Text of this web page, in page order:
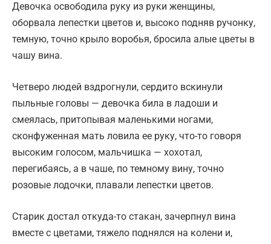
Девочка освободила руку из руки женщины,
оборвала лепестки цветов и, высоко подняв ручонку,
темную, точно крыло воробья, бросила алые цветы в
чашу вина.
Четверо людей вздрогнули, сердито вскинули
пыльные головы — девочка била в ладоши и
смеялась, притопывая маленькими ногами,
сконфуженная мать ловила ее руку, что-то говоря
высоким голосом, мальчишка — хохотал,
перегибаясь, а в чаше, по темному вину, точно
розовые лодочки, плавали лепестки цветов.
Старик достал откуда-то стакан, зачерпнул вина
вместе с цветами, тяжело поднялся на колени и,